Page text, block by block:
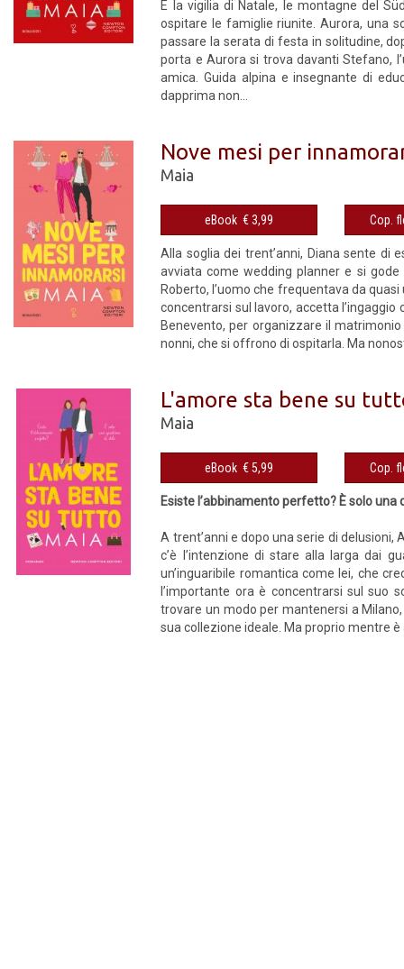
È la vigilia di Natale, le montagne del
ospitare le famiglie riunite. Aurora, una
passare la serata di festa in solitudine,
porta e Aurora si trova davanti Stefano,
amica. Guida alpina e insegnante di
dapprima non...
Nove mesi per
Maia
eBook € 3,99
Alla soglia dei trent’anni, Diana sente di
avviata come wedding planner e si
Roberto, l’uomo che frequentava da
concentrarsi sul lavoro, accetta
Benevento, per organizzare il
nonni, che si offrono di ospitarla. Ma
L'amore sta bene su
Maia
eBook € 5,99
Esiste l’abbinamento perfetto? È solo una
A trent’anni e dopo una serie di delusioni,
c’è l’intenzione di stare alla larga dai
un’inguaribile romantica come lei, che
l’importante ora è concentrarsi sul suo
trovare un modo per mantenersi a
sua collezione ideale. Ma proprio mentre è